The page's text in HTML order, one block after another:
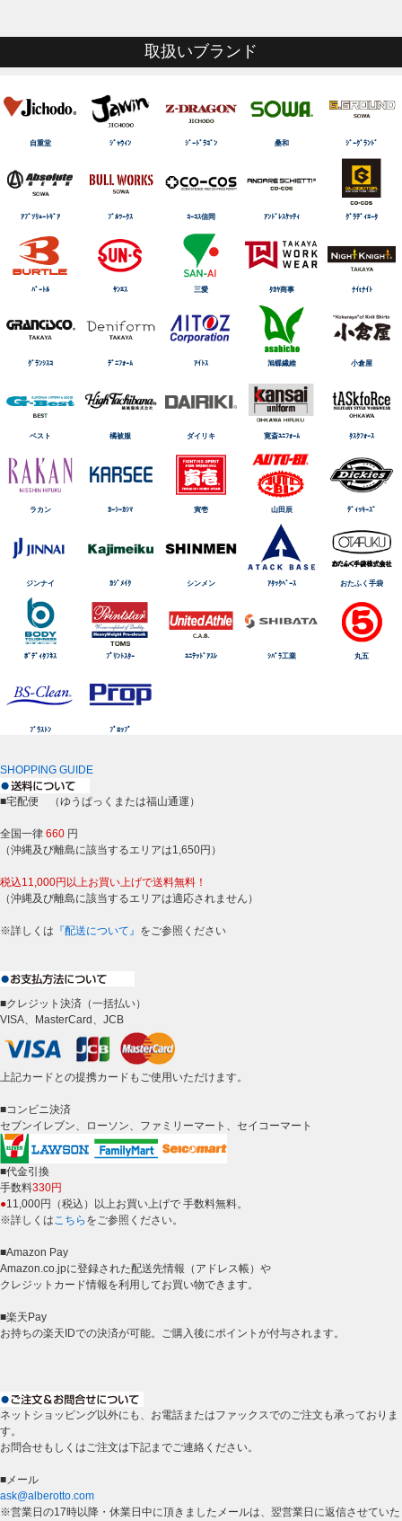
取扱いブランド
自重堂 ｼﾞｬｳｨﾝ ｼﾞｰﾄﾞﾗｺﾞﾝ 桑和 ｼﾞｰｸﾞﾗﾝﾄﾞ
ｱﾌﾞｿﾘｭｰﾄｷﾞｱ ﾌﾞﾙﾜｰｸｽ ｺｰｺｽ信岡 ｱﾝﾄﾞﾚｽｹｯﾃｨ ｸﾞﾗﾃﾞｨｴｰﾀ
ﾊﾞｰﾄﾙ ｻﾝｴｽ 三愛 ﾀｶﾔ商事 ﾅｲtﾅｲﾄ
ｸﾞﾗﾝｼｽｺ ﾃﾞﾆﾌｫｰﾑ ｱｲﾄｽ 旭蝶繊維 小倉屋
ベスト 橘被服 ダイリキ 寛斎ﾕﾆﾌｫｰﾑ ﾀｽｸﾌｫｰｽ
ラカン ｶｰｼｰｶｼﾏ 寅壱 山田辰 ﾃﾞｨｯｷｰｽﾞ
ジンナイ ｶｼﾞﾒｲｸ シンメン ｱﾀｯｸﾍﾞｰｽ おたふく手袋
ﾎﾞﾃﾞｨﾀﾌﾈｽ ﾌﾟﾘﾝﾄｽﾀｰ ﾕﾆﾃｯﾄﾞｱｽﾚ ｼﾊﾞﾗ工業 丸五
ﾌﾞﾗｽﾄﾝ ﾌﾟﾛｯﾌﾟ
SHOPPING GUIDE
■宅配便 （ゆうぱっくまたは福山通運）
全国一律 660 円
（沖縄及び離島に該当するエリアは1,650円）
税込11,000円以上お買い上げで送料無料！
（沖縄及び離島に該当するエリアは適応されません）
※詳しくは 『配送について』 をご参照ください
■クレジット決済（一括払い）
VISA、MasterCard、JCB
上記カードとの提携カードもご使用いただけます。
■コンビニ決済
セブンイレブン、ローソン、ファミリーマート、セイコーマート
■代金引換
手数料330円
●11,000円（税込）以上お買い上げで 手数料無料。
※詳しくはこちら をご参照ください。
■Amazon Pay
Amazon.co.jpに登録された配送先情報（アドレス帳）や
クレジットカード情報を利用してお買い物できます。
■楽天Pay
お持ちの楽天IDでの決済が可能。ご購入後にポイントが付与されます。
ネットショッピング以外にも、お電話またはファックスでのご注文も承っておりま
す。
お問合せもしくはご注文は下記までご連絡ください。
■メール
ask@alberotto.com
※営業日の17時以降・休業日中に頂きましたメールは、翌営業日に返信させていた